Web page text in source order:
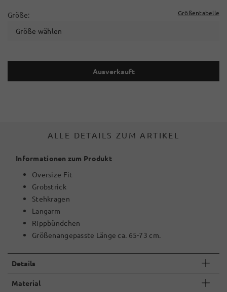
Größe: Größentabelle
Größe wählen
Ausverkauft
ALLE DETAILS ZUM ARTIKEL
Informationen zum Produkt
Oversize Fit
Grobstrick
Stehkragen
Langarm
Rippbündchen
Größenangepasste Länge ca. 65-73 cm.
Details
Material